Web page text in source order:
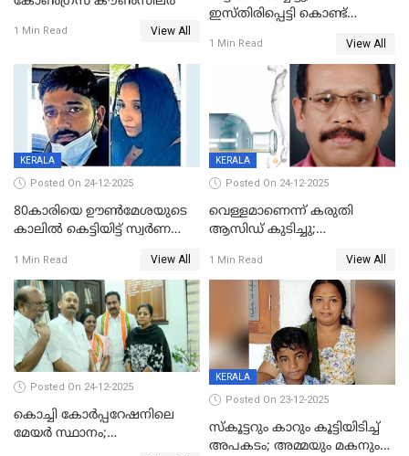
1 Min Read View All
ഇസ്തിരിപ്പെട്ടി കൊണ്ട്
ഗർഭിണിയായ യുവതിക്ക് ക്രൂര
1 Min Read View All
KERALA
Posted On 24-12-2025
80കാരിയെ ഊൺമേശയുടെ
കാലിൽ കെട്ടിയിട്ട് സ്വർണവും
കൊച്ചുമകനും സുഹൃത്തും
അറസ്റ്റിൽ
1 Min Read View All
KERALA
Posted On 24-12-2025
വെള്ളമാണെന്ന് കരുതി
ആസിഡ് കുടിച്ചു;
മരിച്ചു
1 Min Read View All
Posted On 24-12-2025
കൊച്ചി കോര്‍പ്പറേഷനിലെ
മേയര്‍ സ്ഥാനം;
KERALA
Posted On 23-12-2025
സ്കൂട്ടറും കാറും കൂട്ടിയിടിച്ച്
അപകടം; അമ്മയും മകനും